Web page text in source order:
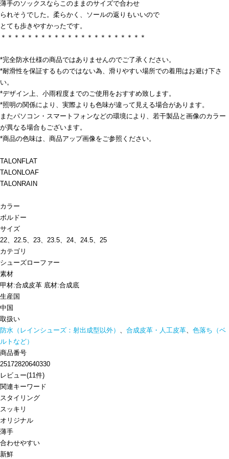
薄手のソックスならこのままのサイズで合わせ
られそうでした。柔らかく、ソールの返りもいいので
とても歩きやすかったです。
＊＊＊＊＊＊＊＊＊＊＊＊＊＊＊＊＊＊＊＊＊＊
*完全防水仕様の商品ではありませんのでご了承ください。
*耐滑性を保証するものではない為、滑りやすい場所での着用はお避け下さ
い。
*デザイン上、小雨程度までのご使用をおすすめ致します。
*照明の関係により、実際よりも色味が違って見える場合があります。
またパソコン・スマートフォンなどの環境により、若干製品と画像のカラー
が異なる場合もございます。
*商品の色味は、商品アップ画像をご参照ください。
TALONFLAT
TALONLOAF
TALONRAIN
カラー
ボルドー
サイズ
22、22.5、23、23.5、24、24.5、25
カテゴリ
シューズローファー
素材
甲材:合成皮革 底材:合成底
生産国
中国
取扱い
防水（レインシューズ：射出成型以外） 、 合成皮革・人工皮革、 色落ち（ベ
ルトなど）
商品番号
25172820640330
レビュー(11件)
関連キーワード
スタイリング
スッキリ
オリジナル
薄手
合わせやすい
新鮮